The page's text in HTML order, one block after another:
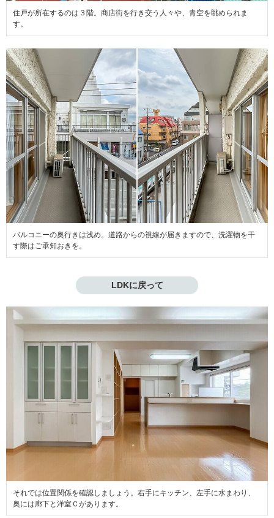
住戸が所在するのは３階。商店街を行き交う人々や、青空を眺められま
す。
バルコニーの奥行きは浅め。道路からの視線が届きますので、洗濯物を干
す際はご承知おきを。
LDKに戻って
それでは位置関係を確認しましょう。右手にキッチン、左手に水まわり、
奥には廊下と洋室Ｃがあります。